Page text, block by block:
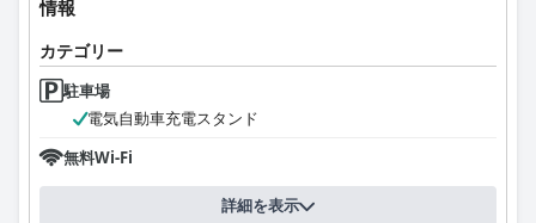
情報
カテゴリー
駐車場
電気自動車充電スタンド
無料Wi-Fi
詳細を表示